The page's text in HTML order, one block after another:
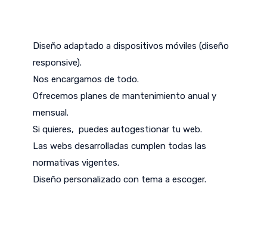
Diseño adaptado a dispositivos móviles (diseño
responsive).
Nos encargamos de todo.
Ofrecemos planes de mantenimiento anual y
mensual.
Si quieres, puedes autogestionar tu web.
Las webs desarrolladas cumplen todas las
normativas vigentes.
Diseño personalizado con tema a escoger.